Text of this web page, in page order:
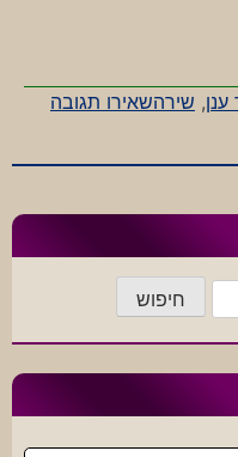
ענן, שירהשאירו תגובה
ענן